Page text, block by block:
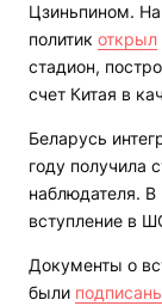
Цзиньпином.
политик открыл
стадион,
счет Китая в
Беларусь
году получила
наблюдателя.
вступление в
Документы о
были